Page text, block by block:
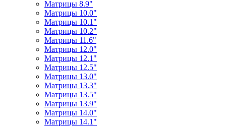
Матрицы 8.9"
Матрицы 10.0"
Матрицы 10.1"
Матрицы 10.2"
Матрицы 11.6"
Матрицы 12.0"
Матрицы 12.1"
Матрицы 12.5"
Матрицы 13.0"
Матрицы 13.3"
Матрицы 13.5"
Матрицы 13.9"
Матрицы 14.0"
Матрицы 14.1"